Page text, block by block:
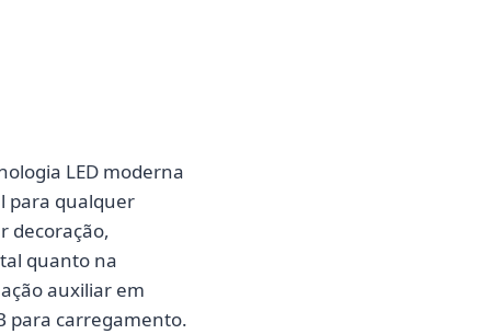
LED moderna
para qualquer
decoração,
quanto na
auxiliar em
para carregamento.